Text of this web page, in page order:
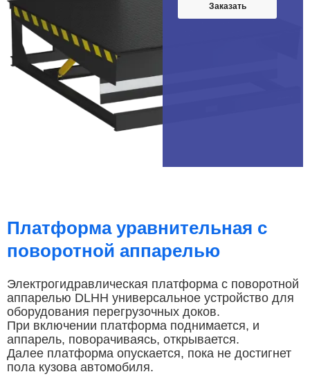
Заказать
Платформа уравнительная с
поворотной аппарелью
Электрогидравлическая платформа с поворотной
аппарелью DLHH универсальное устройство для
оборудования перегрузочных доков.
При включении платформа поднимается, и
аппарель, поворачиваясь, открывается.
Далее платформа опускается, пока не достигнет
пола кузова автомобиля.